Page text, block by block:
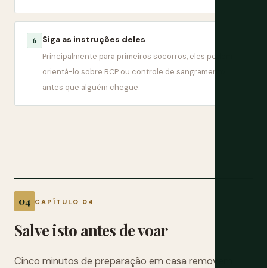
6 Siga as instruções deles
Principalmente para primeiros socorros, eles podem
orientá-lo sobre RCP ou controle de sangramento
antes que alguém chegue.
CAPÍTULO 04
Salve isto antes de voar
Cinco minutos de preparação em casa removem